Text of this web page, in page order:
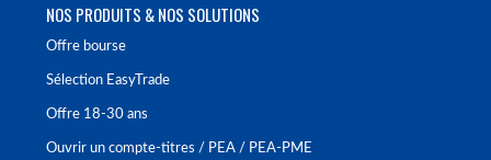
NOS PRODUITS & NOS SOLUTIONS
Offre bourse
Sélection EasyTrade
Offre 18-30 ans
Ouvrir un compte-titres / PEA / PEA-PME